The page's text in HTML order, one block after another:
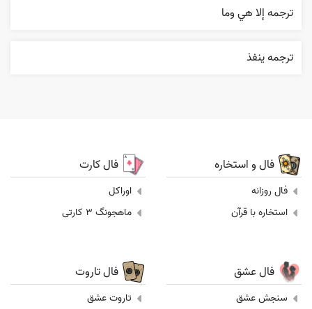
ترجمه إلا هي وما
ترجمه ينفذ
فال و استخاره
فال روزانه
استخاره با قرآن
فال کارت
اوراکل
ماهجونگ 3 کارتی
فال عشق
سنجش عشق
فال تاروت
تاروت عشق